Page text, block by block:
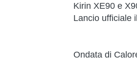
Kirin XE90 e
Lancio ufficiale
Ondata di